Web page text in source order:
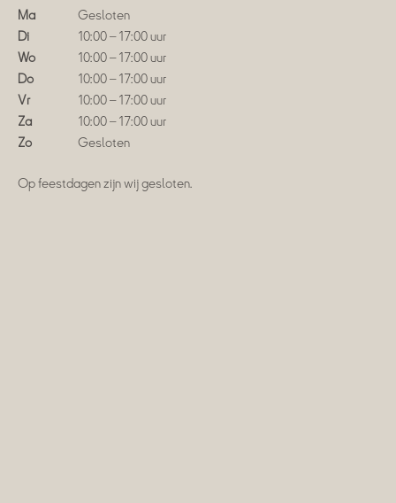
Ma
Gesloten
Di
10:00 – 17:00 uur
Wo
10:00 – 17:00 uur
Do
10:00 – 17:00 uur
Vr
10:00 – 17:00 uur
Za
10:00 – 17:00 uur
Zo
Gesloten
Op feestdagen zijn wij gesloten.